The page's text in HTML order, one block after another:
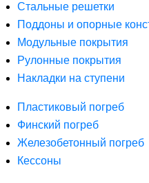
Стальные решетки
Поддоны и опорные
Модульные покрытия
Рулонные покрытия
Накладки на ступени
Пластиковый погреб
Финский погреб
Железобетонный погреб
Кессоны